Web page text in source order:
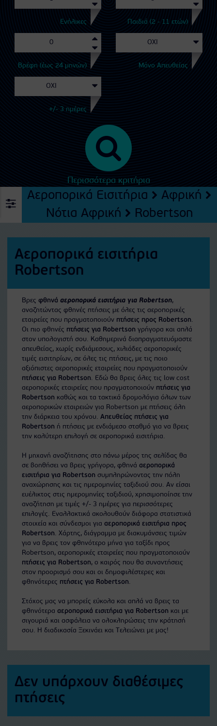
Ενήλικες Παιδιά (2 - 11 ετών)
Βρέφη (έως 24 μηνών) Μόνο Απευθείας
+/- 3 ημέρες
Περισσότερα κριτήρια
Αεροπορικά Εισιτήρια
Αφρική
Νότια Αφρική
Robertson
Αεροπορικά εισιτήρια
Robertson
Βρες φθηνά αεροπορικά εισιτήρια για Robertson,
αναζητώντας φθηνές πτήσεις με όλες τις αεροπορικές
εταιρείες που πραγματοποιούν πτήσεις προς Robertson.
Οι πιο φθηνές πτήσεις για Robertson γρήγορα και απλά
στον υπολογιστή σου. Καθημερινά διαπραγματευόμαστε
απευθείας, χωρίς ενδιάμεσους, χιλιάδες αεροπορικές
τιμές εισιτηρίων, σε όλες τις πτήσεις, με τις ποιο
αξιόπιστες αεροπορικές εταιρείες που πραγματοποιούν
πτήσεις για Robertson. Εδώ θα βρεις όλες τις low cost
αεροπορικές εταιρείες που πραγματοποιούν πτήσεις για
Robertson καθώς και τα τακτικά δρομολόγια όλων των
αεροπορικών εταιρειών για Robertson με πτήσεις όλη
την διάρκεια του χρόνου. Απευθείας πτήσεις για
Robertson ή πτήσεις με ενδιάμεσο σταθμό για να βρεις
την καλύτερη επιλογή σε αεροπορικά εισιτήρια.
Η μηχανή αναζήτησης στο πάνω μέρος της σελίδας θα
σε βοηθήσει να βρεις γρήγορα, φθηνά αεροπορικά
εισιτήρια για Robertson συμπληρώνοντας την πόλη
αναχώρησης και τις ημερομηνίες ταξιδιού σου. Αν είσαι
ευέλικτος στις ημερομηνίες ταξιδιού, χρησιμοποίησε την
αναζήτηση με τιμές +/- 3 ημέρες για περισσότερες
επιλογές. Εναλλακτικά ακολουθούν διάφορα στατιστικά
στοιχεία και σύνδεσμοι για αεροπορικά εισιτήρια προς
Robertson. Χάρτης, διάγραμμα με διακυμάνσεις τιμών
για να βρεις τον φθηνότερο μήνα για ταξίδι προς
Robertson, αεροπορικές εταιρείες που πραγματοποιούν
πτήσεις για Robertson, ο καιρός που θα συναντήσεις
στον προορισμό σου και οι δημοφιλέστερες και
φθηνότερες πτήσεις για Robertson.
Στόχος μας να μπορείς εύκολα και απλά να βρεις τα
φθηνότερα αεροπορικά εισιτήρια για Robertson και με
σιγουριά και ασφάλεια να ολοκληρώσεις την κράτησή
σου. Η διαδικασία Ξεκινάει και Τελειώνει με μας!
Δεν υπάρχουν διαθέσιμες
πτήσεις